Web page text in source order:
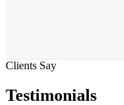
Clients Say
Testimonials